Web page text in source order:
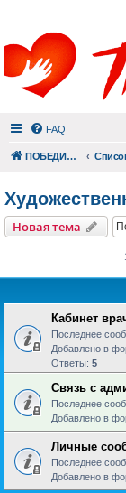
FAQ
ПОБЕДИШЬ.РУ
Новая тема
Кабинет
Последнее
Добавлено в
Ответы: 5
Связь с
Последнее
Добавлено в
Личные
Последнее
Добавлено в